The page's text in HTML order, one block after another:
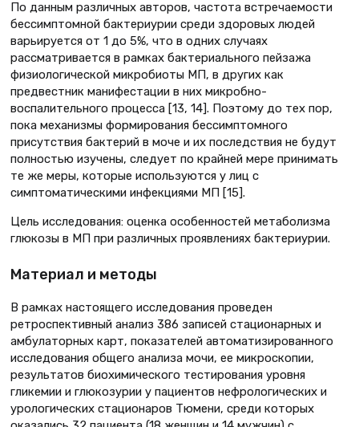
По данным различных авторов, частота встречаемости
бессимптомной бактериурии среди здоровых людей
варьируется от 1 до 5%, что в одних случаях
рассматривается в рамках бактериального пейзажа
физиологической микробиоты МП, в других как
предвестник манифестации в них микробно-
воспалительного процесса [13, 14]. Поэтому до тех пор,
пока механизмы формирования бессимптомного
присутствия бактерий в моче и их последствия не будут
полностью изучены, следует по крайней мере принимать
те же меры, которые используются у лиц с
симптоматическими инфекциями МП [15].
Цель исследования: оценка особенностей метаболизма
глюкозы в МП при различных проявлениях бактериурии.
Материал и методы
В рамках настоящего исследования проведен
ретроспективный анализ 386 записей стационарных и
амбулаторных карт, показателей автоматизированного
исследования общего анализа мочи, ее микроскопии,
результатов биохимического тестирования уровня
гликемии и глюкозурии у пациентов нефрологических и
урологических стационаров Тюмени, среди которых